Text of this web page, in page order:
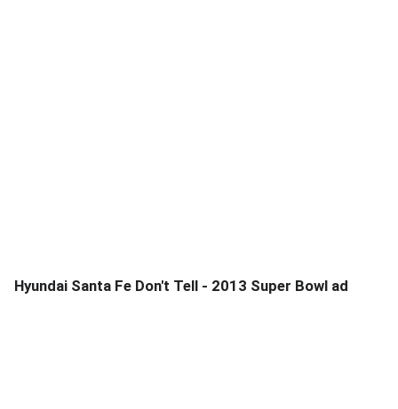
Hyundai Santa Fe Don't Tell - 2013 Super Bowl ad